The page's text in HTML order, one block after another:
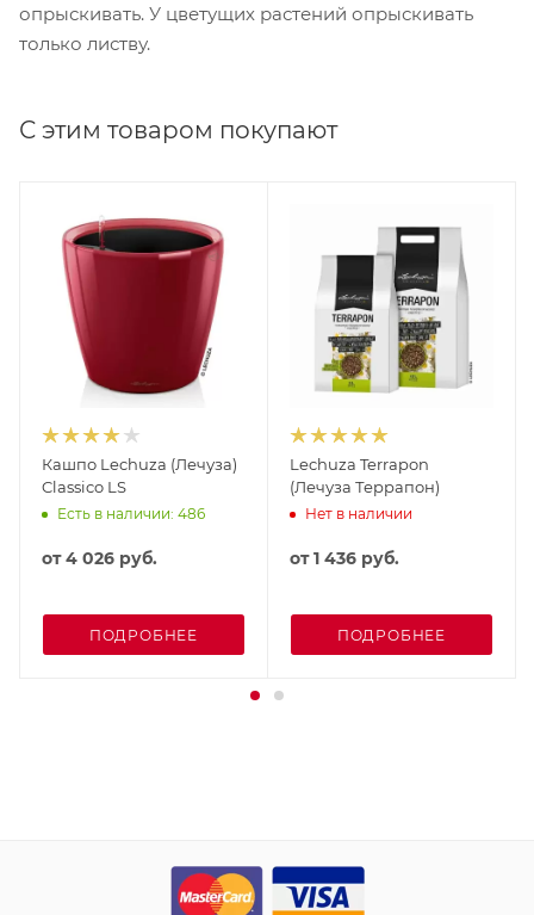
опрыскивать. У цветущих растений опрыскивать
только листву.
С этим товаром покупают
Кашпо Lechuza (Лечуза)
Classico LS
Есть в наличии: 486
от4 026 руб.
ПОДРОБНЕЕ
Lechuza Terrapon
(Лечуза Террапон)
Нет в наличии
от1 436 руб.
ПОДРОБНЕЕ